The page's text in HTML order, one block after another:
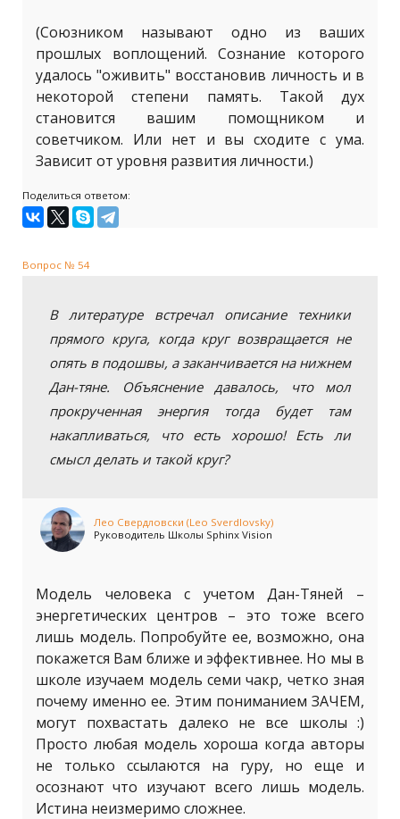
(Союзником называют одно из ваших
прошлых воплощений. Сознание которого
удалось "оживить" восстановив личность и в
некоторой степени память. Такой дух
становится вашим помощником и
советчиком. Или нет и вы сходите с ума.
Зависит от уровня развития личности.)
Поделиться ответом:
Вопрос № 54
В литературе встречал описание техники
прямого круга, когда круг возвращается не
опять в подошвы, а заканчивается на нижнем
Дан-тяне. Объяснение давалось, что мол
прокрученная энергия тогда будет там
накапливаться, что есть хорошо! Есть ли
смысл делать и такой круг?
Лео Свердловски (Leo Sverdlovsky)
Руководитель Школы Sphinx Vision
Модель человека с учетом Дан-Тяней –
энергетических центров – это тоже всего
лишь модель. Попробуйте ее, возможно, она
покажется Вам ближе и эффективнее. Но мы в
школе изучаем модель семи чакр, четко зная
почему именно ее. Этим пониманием ЗАЧЕМ,
могут похвастать далеко не все школы :)
Просто любая модель хороша когда авторы
не только ссылаются на гуру, но еще и
осознают что изучают всего лишь модель.
Истина неизмеримо сложнее.